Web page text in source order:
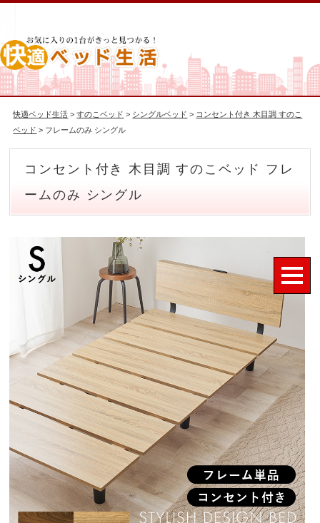
快適ベッド生活 >すのこベッド > シングルベッド > コンセント付き 木目調 すのこ
ベッド > フレームのみ シングル
コンセント付き 木目調 すのこベッド フレ
ームのみ シングル